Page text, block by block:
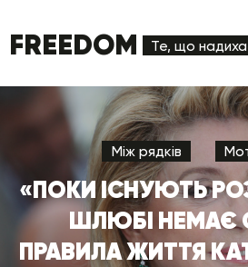
FREEDOM Те, що
Між рядків
«ПОКИ ІСНУЮТЬ
ШЛЮБІ НЕМАЄ
ПРАВИЛА ЖИТТЯ